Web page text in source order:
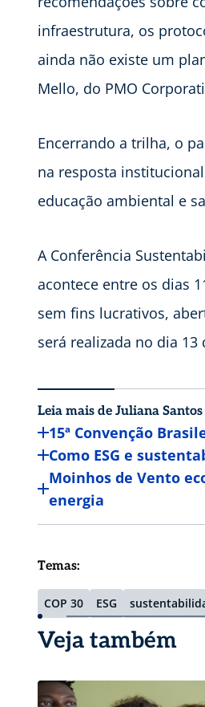
infraestrutura, os
ainda não existe um
Mello, do PMO
Encerrando a trilha, o
na resposta
educação ambiental e
A Conferência
acontece entre os dias
sem fins lucrativos,
será realizada no dia 13
Leia mais de Juliana Santos
15ª Convenção
Como ESG e
Moinhos de Vento
energia
Temas:
COP 30 ESG
Veja também